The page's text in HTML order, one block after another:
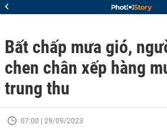
Bất chấp mưa gió,
chen chân xếp hàng
trung thu
07:00 | 29/09/2023